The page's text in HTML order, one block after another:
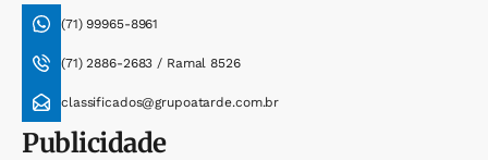
(71) 99965-8961
(71) 2886-2683 / Ramal 8526
classificados@grupoatarde.com.br
Publicidade